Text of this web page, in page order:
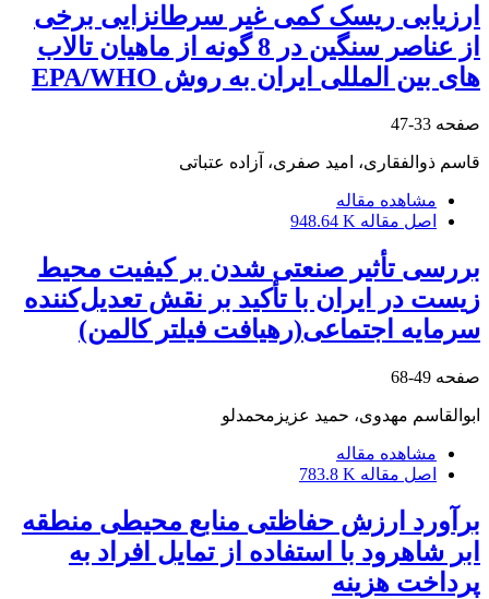
ارزیابی ریسک کمی غیر سرطانزایی برخی
از عناصر سنگین در 8 گونه از ماهیان تالاب
های بین المللی ایران به روش EPA/WHO
صفحه 33-47
قاسم ذوالفقاری، امید صفری، آزاده عتباتی
مشاهده مقاله
اصل مقاله 948.64 K
بررسی تأثیر صنعتی شدن بر کیفیت محیط
زیست در ایران با تأکید بر نقش تعدیل‌کننده
سرمایه اجتماعی(رهیافت فیلتر کالمن)
صفحه 49-68
ابوالقاسم مهدوی، حمید عزیزمحمدلو
مشاهده مقاله
اصل مقاله 783.8 K
برآورد ارزش حفاظتی منابع محیطی منطقه
ابر شاهرود با استفاده از تمایل افراد به
پرداخت هزینه